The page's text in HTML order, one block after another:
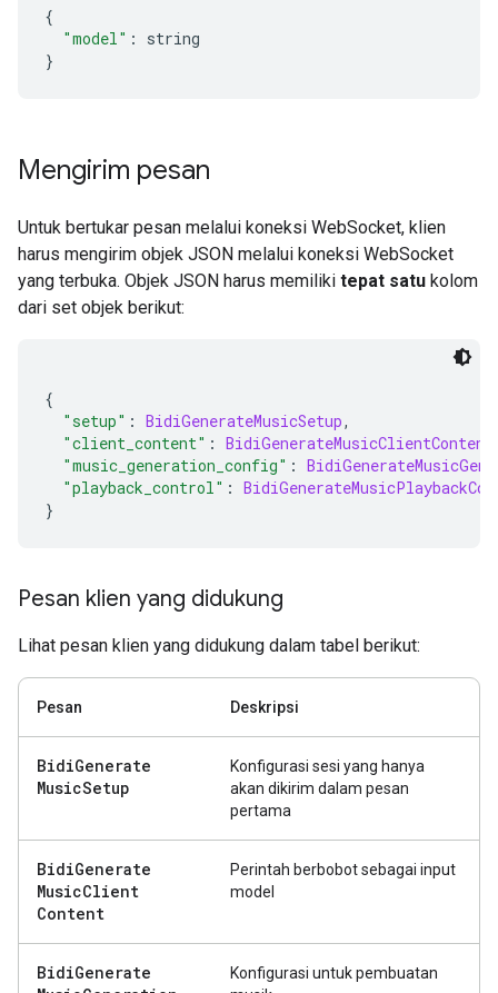
{
"model" :
string
}
Mengirim pesan
Untuk bertukar pesan melalui koneksi WebSocket, klien
harus mengirim objek JSON melalui koneksi WebSocket
yang terbuka. Objek JSON harus memiliki tepat satu kolom
dari set objek berikut:
{
"setup" : BidiGenerateMusicSetup,
"client_content" : BidiGenerateMusicClientContent
"music_generation_config" :
"playback_control" :
}
Pesan klien yang didukung
Lihat pesan klien yang didukung dalam tabel berikut:
Pesan Deskripsi
BidiGenerate
MusicSetup
Konfigurasi sesi yang hanya
akan dikirim dalam pesan
pertama
BidiGenerate
MusicClient
Content
Perintah berbobot sebagai input
model
BidiGenerate
Konfigurasi untuk pembuatan